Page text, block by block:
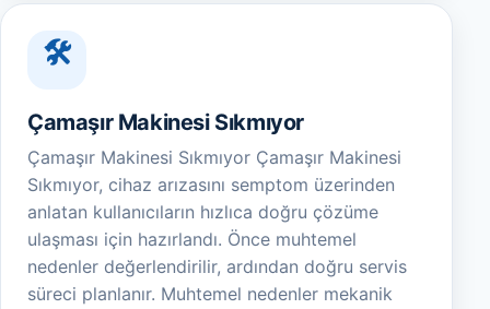
Çamaşır Makinesi Sıkmıyor
Çamaşır Makinesi Sıkmıyor Çamaşır Makinesi
Sıkmıyor, cihaz arızasını semptom üzerinden
anlatan kullanıcıların hızlıca doğru çözüme
ulaşması için hazırlandı. Önce muhtemel
nedenler değerlendirilir, ardından doğru servis
süreci planlanır. Muhtemel nedenler mekanik